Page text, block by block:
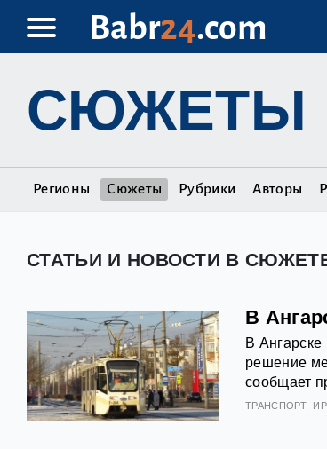
Babr24.com
СЮЖЕТЫ
Регионы Сюжеты Рубрики Авторы
СТАТЬИ И НОВОСТИ В
В
В
решение
сообщает
ТРАНСПОРТ